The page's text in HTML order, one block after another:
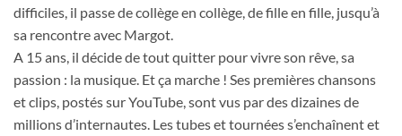
difficiles, il passe de collège en collège, de fille en fille, jusqu’à
sa rencontre avec Margot.
A 15 ans, il décide de tout quitter pour vivre son rêve, sa
passion : la musique. Et ça marche ! Ses premières chansons
et clips, postés sur YouTube, sont vus par des dizaines de
millions d’internautes. Les tubes et tournées s’enchaînent et